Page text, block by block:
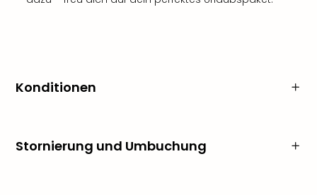
Konditionen
Stornierung und Umbuchung